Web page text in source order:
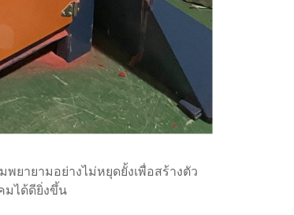
พยายามอย่างไม่หยุดยั้งเพื่อสร้างตัว
มได้ดียิ่งขึ้น